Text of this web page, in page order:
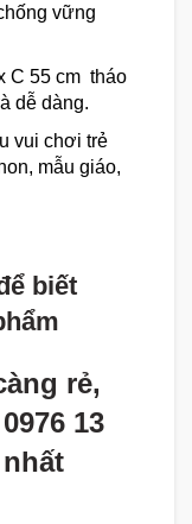
vững
C 55 cm tháo
dễ dàng.
vui chơi trẻ
mẫu giáo,
biết
rẻ,
13